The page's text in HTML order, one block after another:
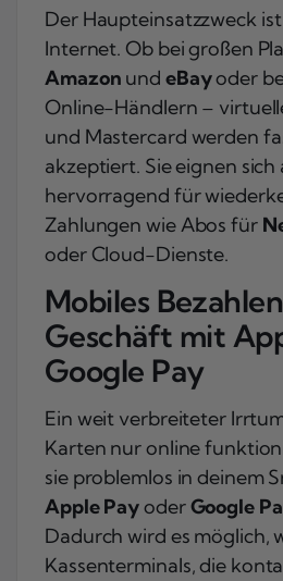
Der Haupteinsatzzweck
Internet. Ob bei großen
Amazon und eBayoder
Online-Händlern –
und Mastercard werden
akzeptiert. Sie eignen sich
hervorragend für
Zahlungen wie Abos für
oder Cloud-Dienste.
Mobiles
Geschäft mit
Google Pay
Ein weit verbreiteter
Karten nur online
sie problemlos in deinem
Apple PayoderGoogle
Dadurch wird es möglich,
Kassenterminals, die